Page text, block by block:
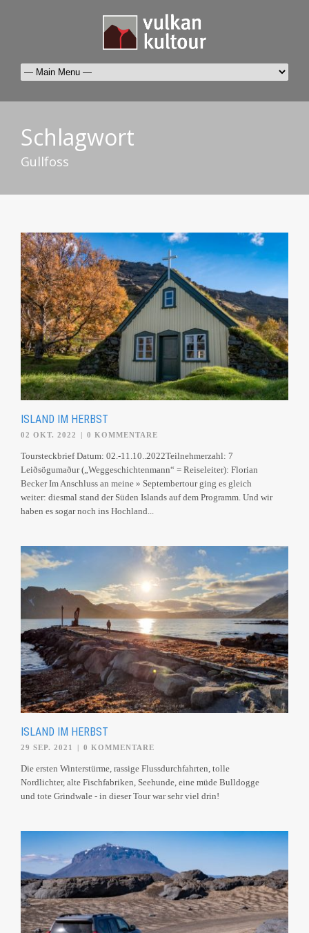
Schlagwort
Gullfoss
ISLAND IM HERBST
02 OKT. 2022 | 0 KOMMENTARE
Toursteckbrief Datum: 02.-11.10..2022Teilnehmerzahl: 7
Leiðsögumaður („Weggeschichtenmann“ = Reiseleiter): Florian
Becker Im Anschluss an meine » Septembertour ging es gleich
weiter: diesmal stand der Süden Islands auf dem Programm. Und wir
haben es sogar noch ins Hochland...
ISLAND IM HERBST
29 SEP. 2021 0 KOMMENTARE
Die ersten Winterstürme, rassige Flussdurchfahrten, tolle
Nordlichter, alte Fischfabriken, Seehunde, eine müde Bulldogge
und tote Grindwale - in dieser Tour war sehr viel drin!